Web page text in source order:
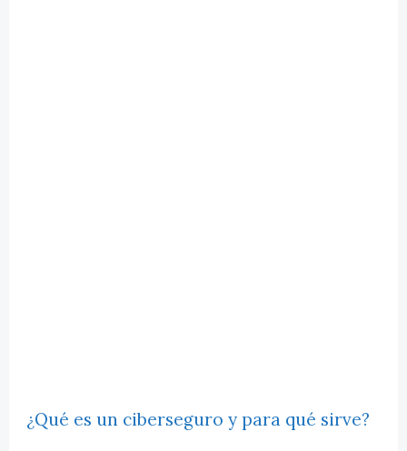
¿Qué es un ciberseguro y para qué sirve?